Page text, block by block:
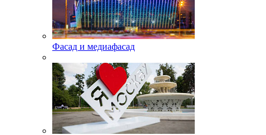
Фасад и медиафасад